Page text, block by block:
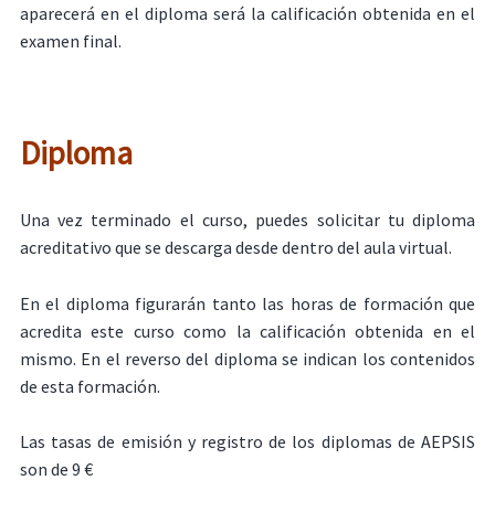
aparecerá en el diploma será la calificación obtenida en el
examen final.
Diploma
Una vez terminado el curso, puedes solicitar tu diploma
acreditativo que se descarga desde dentro del aula virtual.
En el diploma figurarán tanto las horas de formación que
acredita este curso como la calificación obtenida en el
mismo. En el reverso del diploma se indican los contenidos
de esta formación.
Las tasas de emisión y registro de los diplomas de AEPSIS
son de 9 €